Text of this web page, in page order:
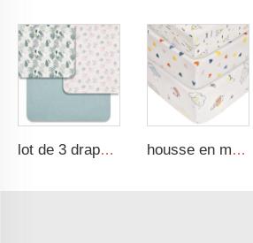
lot de 3 draps de lit muslin imprimés pour bébé en coton respirant et doux, design floral coloré housse en mousseline de coton 100 %, drap housse pour berceau bébé